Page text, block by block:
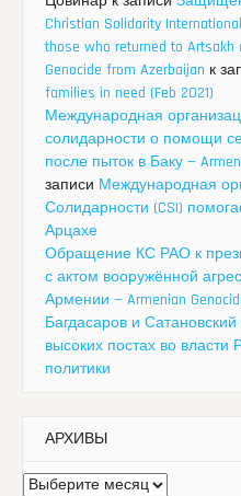
Christian Solidarity
those who returned to Artsakh
Genocide from Azerbaijan к
families in need (Feb 2021)
Международная
солидарности о помощи
после пыток в Баку —
записи Международная
Солидарности (CSI)
Арцахе
Обращение КС РАО к
с актом вооружённой
Армении — Armenian
Багдасаров и
высоких постах во
политики
АРХИВЫ
Архивы